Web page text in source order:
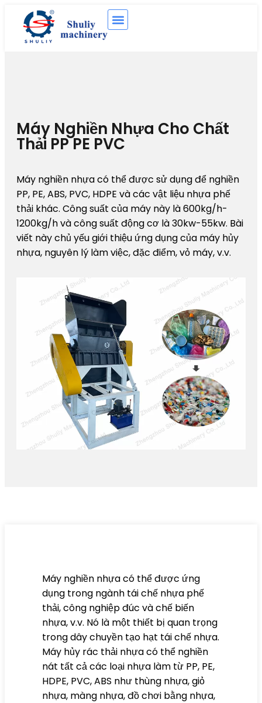
Máy Nghiền Nhựa Cho Chất
Thải PP PE PVC
Máy nghiền nhựa có thể được sử dụng để nghiền
PP, PE, ABS, PVC, HDPE và các vật liệu nhựa phế
thải khác. Công suất của máy này là 600kg/h-
1200kg/h và công suất động cơ là 30kw-55kw. Bài
viết này chủ yếu giới thiệu ứng dụng của máy hủy
nhựa, nguyên lý làm việc, đặc điểm, vỏ máy, v.v.
Máy nghiền nhựa có thể được ứng
dụng trong ngành tái chế nhựa phế
thải, công nghiệp đúc và chế biến
nhựa, v.v. Nó là một thiết bị quan trọng
trong dây chuyền tạo hạt tái chế nhựa.
Máy hủy rác thải nhựa có thể nghiền
nát tất cả các loại nhựa làm từ PP, PE,
HDPE, PVC, ABS như thùng nhựa, giỏ
nhựa, màng nhựa, đồ chơi bằng nhựa,